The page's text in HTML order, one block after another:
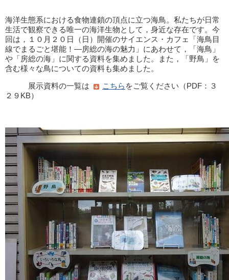
海洋生態系における食物連鎖の頂点に立つ海鳥。私たちが日常
生活で観察できる唯一の海洋生物として，身近な存在です。今
回は，１０月２０日（日）開催のサイエンス・カフェ「海鳥目
線でまるごと堪能！―房総の海の魅力」にあわせて，「海鳥」
や「房総の海」に関する資料を集めました。また，「野鳥」を
含む様々な鳥についての資料も集めました。
展示資料の一覧は
こちら をご覧ください（PDF：３
２９KB）